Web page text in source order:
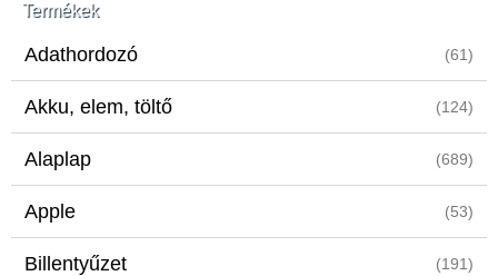
Termékek
Adathordozó (61)
Akku, elem, töltő (124)
Alaplap (689)
Apple (53)
Billentyűzet (191)